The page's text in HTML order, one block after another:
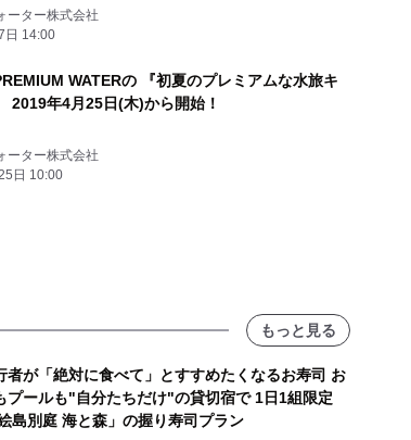
ーター株式会社
日 14:00
WATERの 『初夏のプレミアムな水旅キ
2019年4月25日(木)から開始！
ーター株式会社
日 10:00
もっと見る
者が「絶対に食べて」とすすめたくなるお寿司 お
プールも"自分たちだけ"の貸切宿で 1日1組限定
島別庭 海と森」の握り寿司プラン